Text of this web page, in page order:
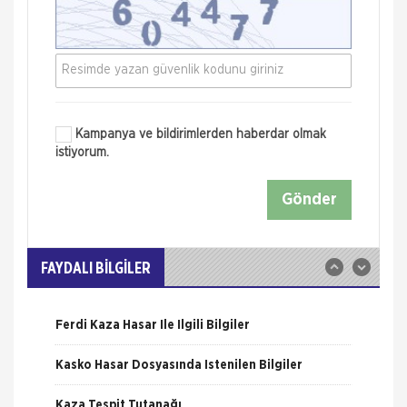
Kampanya ve bildirimlerden haberdar olmak
istiyorum.
Gönder
FAYDALI BİLGİLER
Trafik Hasarı için Gerekli Bilgiler
Yangın Hasarı ile ilgili Bilgiler
Ferdi Kaza Hasar İle İlgili Bilgiler
Kasko Hasar Dosyasında İstenilen Bilgiler